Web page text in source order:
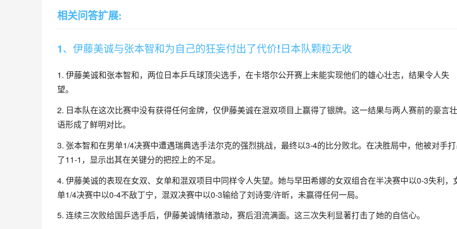
相关问答扩展:
1、伊藤美诚与张本智和为自己的狂妄付出了代价!日本队颗粒无收
1. 伊藤美诚和张本智和，两位日本乒乓球顶尖选手，在卡塔尔公开赛上未能实现他们的雄心壮志，结果令人失
望。
2. 日本队在这次比赛中没有获得任何金牌，仅伊藤美诚在混双项目上赢得了银牌。这一结果与两人赛前的豪言壮
语形成了鲜明对比。
3. 张本智和在男单1/4决赛中遭遇瑞典选手法尔克的强烈挑战，最终以3-4的比分败北。在决胜局中，他被对手
了11-1，显示出其在关键分的把控上的不足。
4. 伊藤美诚的表现在女双、女单和混双项目中同样令人失望。她与早田希娜的女双组合在半决赛中以0-3失利，
单1/4决赛中以0-4不敌丁宁，混双决赛中以0-3输给了刘诗雯/许昕，未赢得任何一局。
5. 连续三次败给国乒选手后，伊藤美诚情绪激动，赛后泪流满面。这三次失利显著打击了她的自信心。